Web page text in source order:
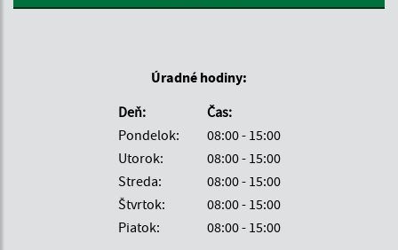
Úradné hodiny:
Deň:
Čas:
Pondelok:
08:00 - 15:00
Utorok:
08:00 - 15:00
Streda:
08:00 - 15:00
Štvrtok:
08:00 - 15:00
Piatok:
08:00 - 15:00